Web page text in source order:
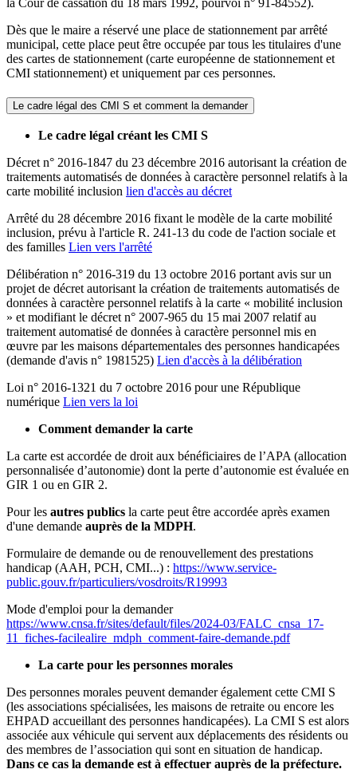
la Cour de cassation du 18 mars 1992, pourvoi n° 91-84552).
Dès que le maire a réservé une place de stationnement par arrêté
municipal, cette place peut être occupée par tous les titulaires d'une
des cartes de stationnement (carte européenne de stationnement et
CMI stationnement) et uniquement par ces personnes.
Le cadre légal des CMI S et comment la demander
Le cadre légal créant les CMI S
Décret n° 2016-1847 du 23 décembre 2016 autorisant la création de
traitements automatisés de données à caractère personnel relatifs à la
carte mobilité inclusion lien d'accès au décret
Arrêté du 28 décembre 2016 fixant le modèle de la carte mobilité
inclusion, prévu à l'article R. 241-13 du code de l'action sociale et
des familles Lien vers l'arrêté
Délibération n° 2016-319 du 13 octobre 2016 portant avis sur un
projet de décret autorisant la création de traitements automatisés de
données à caractère personnel relatifs à la carte « mobilité inclusion
» et modifiant le décret n° 2007-965 du 15 mai 2007 relatif au
traitement automatisé de données à caractère personnel mis en
œuvre par les maisons départementales des personnes handicapées
(demande d'avis n° 1981525) Lien d'accès à la délibération
Loi n° 2016-1321 du 7 octobre 2016 pour une République
numérique Lien vers la loi
Comment demander la carte
La carte est accordée de droit aux bénéficiaires de l’APA (allocation
personnalisée d’autonomie) dont la perte d’autonomie est évaluée en
GIR 1 ou en GIR 2.
Pour les autres publics la carte peut être accordée après examen
d'une demande auprès de la MDPH.
Formulaire de demande ou de renouvellement des prestations
handicap (AAH, PCH, CMI...) : https://www.service-
public.gouv.fr/particuliers/vosdroits/R19993
Mode d'emploi pour la demander
https://www.cnsa.fr/sites/default/files/2024-03/FALC_cnsa_17-
11_fiches-facilealire_mdph_comment-faire-demande.pdf
La carte pour les personnes morales
Des personnes morales peuvent demander également cette CMI S
(les associations spécialisées, les maisons de retraite ou encore les
EHPAD accueillant des personnes handicapées). La CMI S est alors
associée aux véhicule qui servent aux déplacements des résidents ou
des membres de l’association qui sont en situation de handicap.
Dans ce cas la demande est à effectuer auprès de la préfecture.